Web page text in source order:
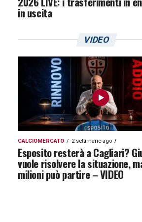
in uscita
VIDEO
CALCIOMERCATO 2 settimane ago
Esposito resterà a Cagliari?
vuole risolvere la situazione,
milioni può partire – VIDEO